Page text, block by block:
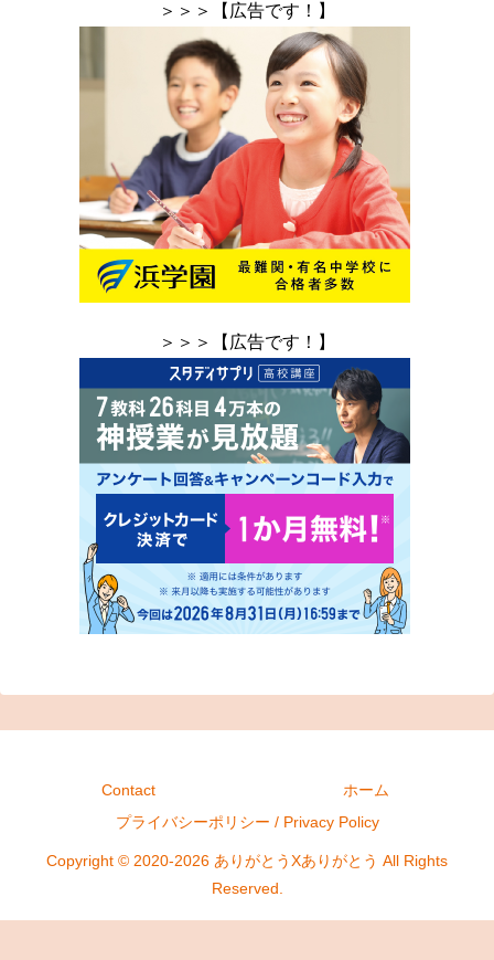
＞＞＞【広告です！】
＞＞＞【広告です！】
Contact
ホーム
プライバシーポリシー / Privacy Policy
Copyright © 2020-2026 ありがとうXありがとう All Rights
Reserved.